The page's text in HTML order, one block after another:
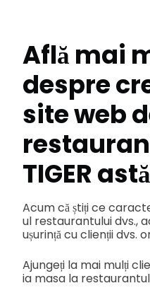
Află mai
despre
site web
TIGER
Acum că știți ce
ul restaurantului dvs.,
ușurință cu clienții dvs.
Ajungeți la mai mulți
ia masa la